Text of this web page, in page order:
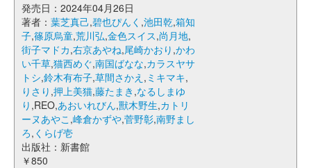
発売日：2024年04月26日
著者： 葉芝真己,碧也ぴんく ,池田乾,箱知
子,篠原烏童,荒川弘,金色スイス,尚月地,
街子マドカ,右京あやね,尾崎かおり ,かわ
い千草,猫西めぐ,南国ばなな,カラスヤサ
トシ,鈴木有布子,草間さかえ , ミキマキ,
りさり ,押上美猫,藤たまき ,なるしまゆ
り ,REO,あおいれびん,獸木野生,カトリ
ーヌあやこ ,峰倉かずや,菅野彰,南野まし
ろ, くらげ壱
出版社：新書館
￥850